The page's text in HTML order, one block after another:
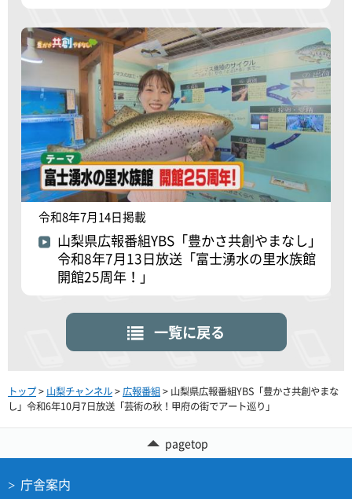
令和8年7月14日掲載
山梨県広報番組YBS「豊かさ共創やまなし」
令和8年7月13日放送「富士湧水の里水族館
開館25周年！」
一覧に戻る
トップ> 山梨チャンネル>広報番組> 山梨県広報番組YBS「豊かさ共創やまな
し」令和6年10月7日放送「芸術の秋！甲府の街でアート巡り」
pagetop
庁舎案内